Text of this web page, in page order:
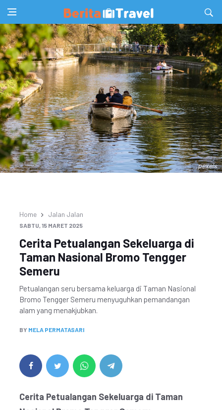
.pexels
Home Jalan Jalan
SABTU, 15 MARET 2025
Cerita Petualangan Sekeluarga di
Taman Nasional Bromo Tengger
Semeru
Petualangan seru bersama keluarga di Taman Nasional
Bromo Tengger Semeru menyuguhkan pemandangan
alam yang menakjubkan.
BY MELA PERMATASARI
Cerita Petualangan Sekeluarga di Taman